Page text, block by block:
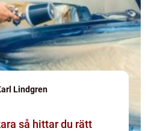
Lindgren
rätt